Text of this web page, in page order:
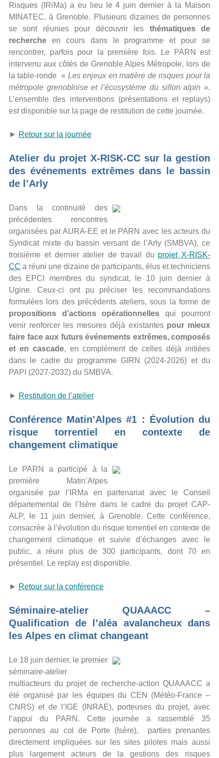
Risques (IRiMa) a eu lieu le 4 juin dernier à la Maison
MINATEC, à Grenoble. Plusieurs dizaines de personnes
se sont réunies pour découvrir les thématiques de
recherche en cours dans le programme et pour se
rencontrer, parfois pour la première fois. Le PARN est
intervenu aux côtés de Grenoble Alpes Métropole, lors de
la table-ronde « Les enjeux en matière de risques pour la
métropole grenobloise et l’écosystème du sillon alpin ».
L’ensemble des interventions (présentations et replays)
est disponible sur la page de restitution de cette journée.
► Retour sur la journée
Atelier du projet X-RISK-CC sur la gestion
des événements extrêmes dans le bassin
de l’Arly
Dans la continuité des
précédentes rencontres
organisées par AURA-EE et le PARN avec les acteurs du
Syndicat mixte du bassin versant de l’Arly (SMBVA), ce
troisième et dernier atelier de travail du projet X-RISK-
CC a réuni une dizaine de participants, élus et techniciens
des EPCI membres du syndicat, le 10 juin dernier à
Ugine. Ceux-ci ont pu préciser les recommandations
formulées lors des précédents ateliers, sous la forme de
propositions d’actions opérationnelles qui pourront
venir renforcer les mesures déjà existantes pour mieux
faire face aux futurs événements extrêmes, composés
et en cascade, en complément de celles déjà initiées
dans le cadre du programme GIRN (2024-2026) et du
PAPI (2027-2032) du SMBVA.
► Restitution de l’atelier
Conférence Matin’Alpes #1 : Évolution du
risque torrentiel en contexte de
changement climatique
Le PARN a participé à la
première Matin’Alpes
organisée par l’IRMa en partenariat avec le Conseil
départemental de l’Isère dans le cadre du projet CAP-
ALP, le 11 juin dernier, à Grenoble. Cette conférence,
consacrée à l’évolution du risque torrentiel en contexte de
changement climatique et suivie d’échanges avec le
public, a réuni plus de 300 participants, dont 70 en
présentiel. Le replay est disponible.
► Retour sur la conférence
Séminaire-atelier QUAAACC –
Qualification de l’aléa avalancheux dans
les Alpes en climat changeant
Le 18 juin dernier, le premier
séminaire-atelier
multiacteurs du projet de recherche-action QUAAACC a
été organisé par les équipes du CEN (Météo-France –
CNRS) et de l’IGE (INRAE), porteuses du projet, avec
l’appui du PARN. Cette journée a rassemblé 35
personnes au col de Porte (Isère), parties prenantes
directement impliquées sur les sites pilotes mais aussi
plus largement acteurs de la gestions des risques